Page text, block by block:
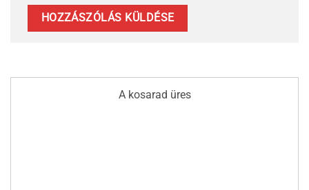
A kosarad üres